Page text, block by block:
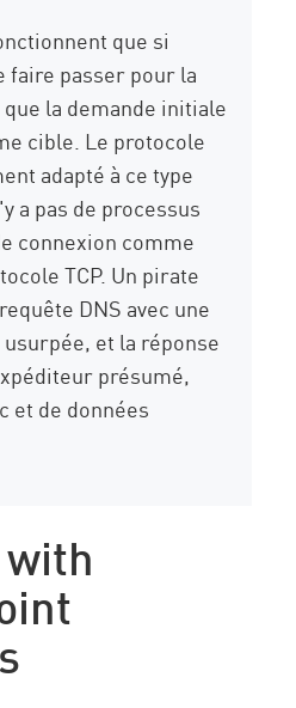
que si
faire passer pour la
la demande initiale
cible. Le protocole
adapté à ce type
a pas de processus
connexion comme
TCP. Un pirate
DNS avec une
et la réponse
présumé,
et de données